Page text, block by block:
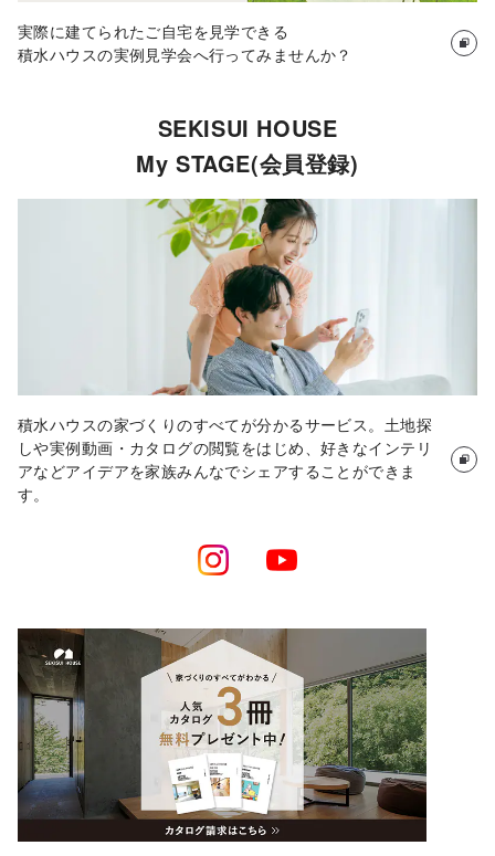
実際に建てられたご自宅を見学できる
積水ハウスの実例見学会へ行ってみませんか？
SEKISUI HOUSE
My STAGE(会員登録)
積水ハウスの家づくりのすべてが分かるサービス。土地探
しや実例動画・カタログの閲覧をはじめ、好きなインテリ
アなどアイデアを家族みんなでシェアすることができま
す。